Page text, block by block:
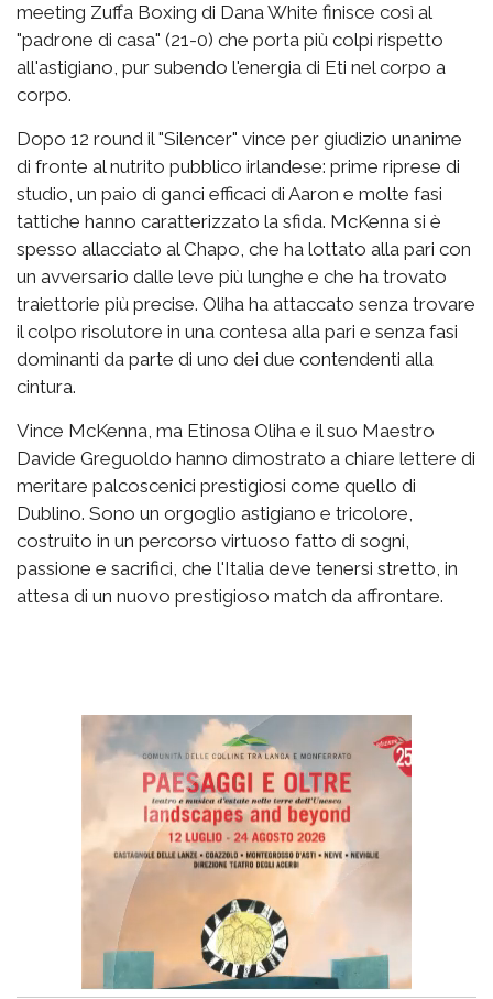
meeting Zuffa Boxing di Dana White finisce così al
"padrone di casa" (21-0) che porta più colpi rispetto
all'astigiano, pur subendo l'energia di Eti nel corpo a
corpo.
Dopo 12 round il "Silencer" vince per giudizio unanime
di fronte al nutrito pubblico irlandese: prime riprese di
studio, un paio di ganci efficaci di Aaron e molte fasi
tattiche hanno caratterizzato la sfida. McKenna si è
spesso allacciato al Chapo, che ha lottato alla pari con
un avversario dalle leve più lunghe e che ha trovato
traiettorie più precise. Oliha ha attaccato senza trovare
il colpo risolutore in una contesa alla pari e senza fasi
dominanti da parte di uno dei due contendenti alla
cintura.
Vince McKenna, ma Etinosa Oliha e il suo Maestro
Davide Greguoldo hanno dimostrato a chiare lettere di
meritare palcoscenici prestigiosi come quello di
Dublino. Sono un orgoglio astigiano e tricolore,
costruito in un percorso virtuoso fatto di sogni,
passione e sacrifici, che l'Italia deve tenersi stretto, in
attesa di un nuovo prestigioso match da affrontare.